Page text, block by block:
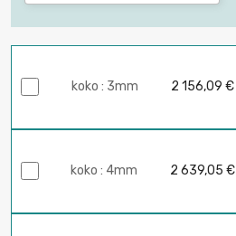
koko : 3mm 2 156,09 €
koko : 4mm 2 639,05 €